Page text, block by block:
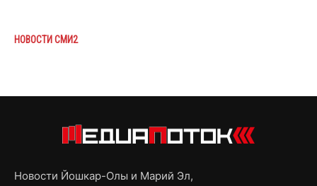
НОВОСТИ СМИ2
Новости Йошкар-Олы и Марий Эл,